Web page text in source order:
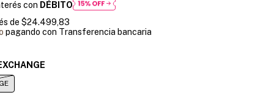
con DÉBITO
de $24.499,83
pagando con Transferencia bancaria